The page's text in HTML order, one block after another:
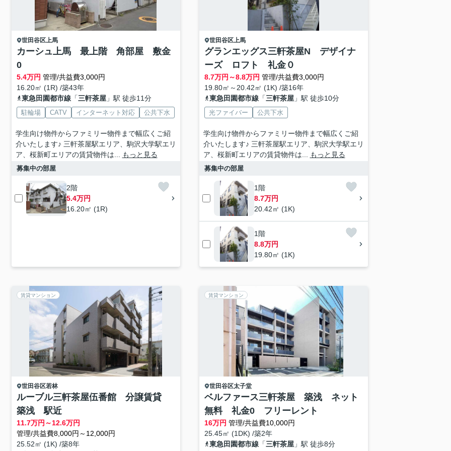
世田谷区上馬
カーシュ上馬 最上階 角部屋 敷金
0
5.4万円 管理/共益費3,000円
16.20㎡ (1R) /築43年
東急田園都市線「三軒茶屋」駅 徒歩11分
駐輪場 CATV インターネット対応 公共下水
学生向け物件からファミリー物件まで幅広くご紹
介いたします♪ 三軒茶屋駅エリア、駒沢大学駅エリ
ア、桜新町エリアの賃貸物件は...
もっと見る
募集中の部屋
2階
5.4万円
16.20㎡ (1R)
世田谷区上馬
グランエッグス三軒茶屋N デザイナ
ーズ ロフト 礼金０
8.7万円～8.8万円 管理/共益費3,000円
19.80㎡～20.42㎡ (1K) /築16年
東急田園都市線「三軒茶屋」駅 徒歩10分
光ファイバー 公共下水
学生向け物件からファミリー物件まで幅広くご紹
介いたします♪ 三軒茶屋駅エリア、駒沢大学駅エリ
ア、桜新町エリアの賃貸物件は...
もっと見る
募集中の部屋
1階
8.7万円
20.42㎡ (1K)
1階
8.8万円
19.80㎡ (1K)
賃貸マンション
世田谷区若林
ルーブル三軒茶屋伍番館 分譲賃貸
築浅 駅近
11.7万円～12.6万円
管理/共益費8,000円～12,000円
25.52㎡ (1K) /築8年
賃貸マンション
世田谷区太子堂
ベルファース三軒茶屋 築浅 ネット
無料 礼金0 フリーレント
16万円 管理/共益費10,000円
25.45㎡ (1DK) /築2年
東急田園都市線「三軒茶屋」駅 徒歩8分